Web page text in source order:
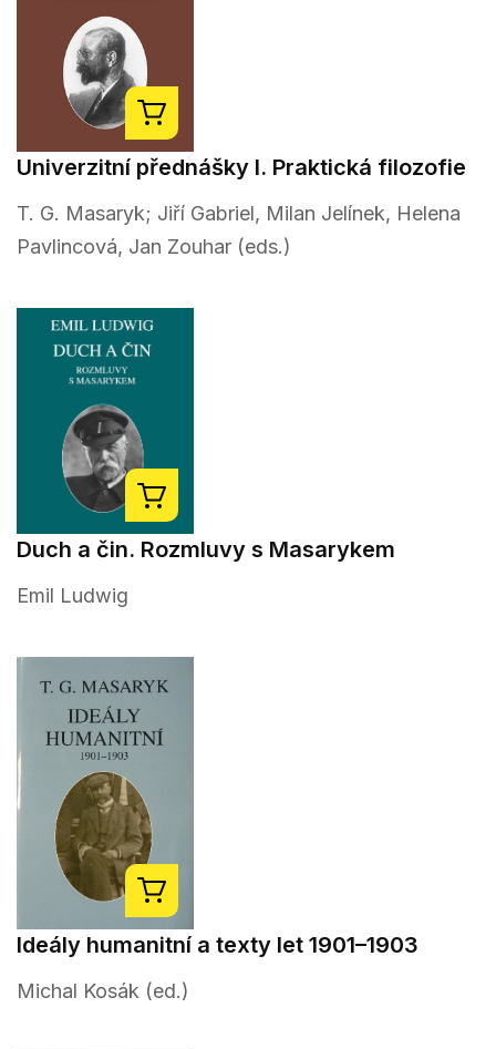
Univerzitní přednášky I. Praktická filozofie
T. G. Masaryk; Jiří Gabriel, Milan Jelínek, Helena
Pavlincová, Jan Zouhar (eds.)
Duch a čin. Rozmluvy s Masarykem
Emil Ludwig
Ideály humanitní a texty let 1901–1903
Michal Kosák (ed.)